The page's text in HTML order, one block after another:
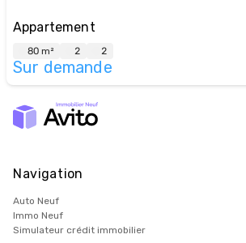
Appartement
80 m² 2 2
Sur demande
Navigation
Auto Neuf
Immo Neuf
Simulateur crédit immobilier